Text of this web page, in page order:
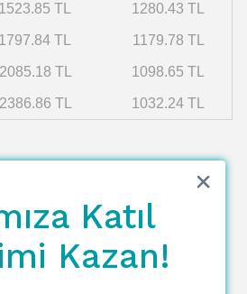
TL 1280.43 TL
TL 1179.78 TL
TL 1098.65 TL
TL 1032.24 TL
Katıl
Kazan!